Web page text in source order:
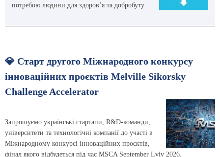
потребою людини для здоров’я та добробуту.
💎 Старт другого Міжнародного конкурсу
інноваційних проєктів Melville Sikorsky
Challenge Accelerator
Запрошуємо українські стартапи, R&D-команди,
університети та технологічні компанії до участі в
Міжнародному конкурсі інноваційних проєктів,
фінал якого відбудеться під час MSCA September Lviv 2026.